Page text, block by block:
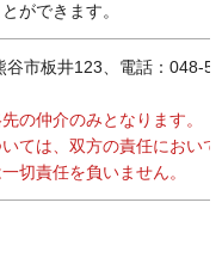
ができます。
谷市板井123、電話：048-
の仲介のみとなります。
ては、双方の責任におい
切責任を負いません。